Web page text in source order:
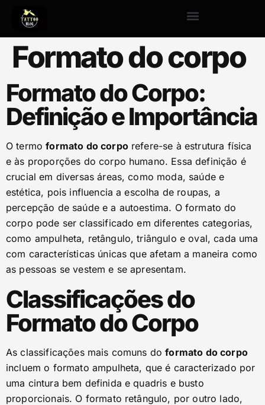
Formato do corpo
Formato do Corpo:
Definição e Importância
O termoformato do corporefere-se à estrutura física
e às proporções do corpo humano. Essa definição é
crucial em diversas áreas, como moda, saúde e
estética, pois influencia a escolha de roupas, a
percepção de saúde e a autoestima. O formato do
corpo pode ser classificado em diferentes categorias,
como ampulheta, retângulo, triângulo e oval, cada uma
com características únicas que afetam a maneira como
as pessoas se vestem e se apresentam.
Classificações do
Formato do Corpo
As classificações mais comuns doformato do corpo
incluem o formato ampulheta, que é caracterizado por
uma cintura bem definida e quadris e busto
proporcionais. O formato retângulo, por outro lado,